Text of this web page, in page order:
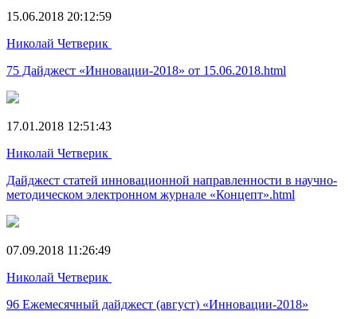
15.06.2018 20:12:59
Николай Четверик
75 Дайджест «Инновации-2018» от 15.06.2018.html
17.01.2018 12:51:43
Николай Четверик
Дайджест статей инновационной направленности в научно-
методическом электронном журнале «Концепт».html
07.09.2018 11:26:49
Николай Четверик
96 Ежемесячный дайджест (август) «Инновации-2018»